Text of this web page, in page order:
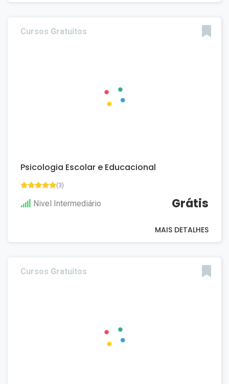
Cursos Gratuitos
Psicologia Escolar e Educacional
(3)
Nivel Intermediário Grátis
MAIS DETALHES
Cursos Gratuitos